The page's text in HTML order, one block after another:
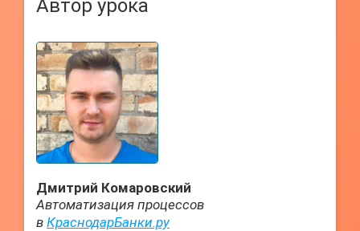
Автор урока
Дмитрий Комаровский
Автоматизация процессов
в КраснодарБанки.ру